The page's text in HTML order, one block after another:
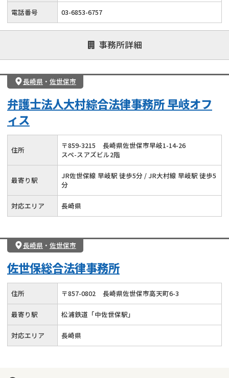
電話番号 03-6853-6757
事務所詳細
長崎県 ・ 佐世保市
弁護士法人大村綜合法律事務所 早岐オフ
ィス
住所 〒859-3215
長崎県佐世保市早岐1-14-26
スペ-スアズビル2階
最寄り駅
JR佐世保線 早岐駅 徒歩5分 / JR大村線 早岐駅 徒歩5
分
対応エリア 長崎県
長崎県 ・ 佐世保市
佐世保総合法律事務所
住所 〒857-0802 長崎県佐世保市高天町6-3
最寄り駅 松浦鉄道「中佐世保駅」
対応エリア 長崎県